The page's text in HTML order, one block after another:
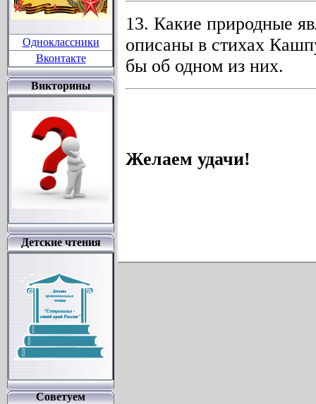
Одноклассники
Вконтакте
Викторины
Детские чтения
Советуем
13. Какие природные
описаны в стихах
бы об одном из них.
Желаем удачи!